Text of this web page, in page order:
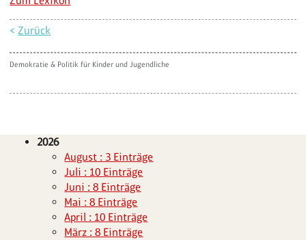
<Zurück
Demokratie & Politik für Kinder und Jugendliche
2026
August : 3 Einträge
Juli : 10 Einträge
Juni : 8 Einträge
Mai : 8 Einträge
April : 10 Einträge
März : 8 Einträge